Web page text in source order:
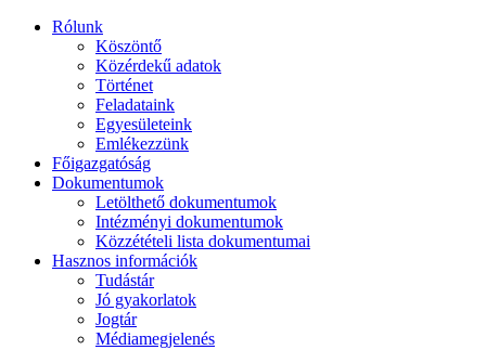
Rólunk
Köszöntő
Közérdekű adatok
Történet
Feladataink
Egyesületeink
Emlékezzünk
Főigazgatóság
Dokumentumok
Letölthető dokumentumok
Intézményi dokumentumok
Közzétételi lista dokumentumai
Hasznos információk
Tudástár
Jó gyakorlatok
Jogtár
Médiamegjelenés